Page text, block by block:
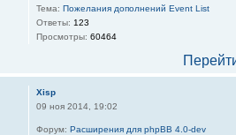
Тема:Пожелания дополнений Event List
Ответы: 123
Просмотры:60464
Xisp
09 ноя 2014, 19:02
Форум: Расширения для phpBB 4.0-dev